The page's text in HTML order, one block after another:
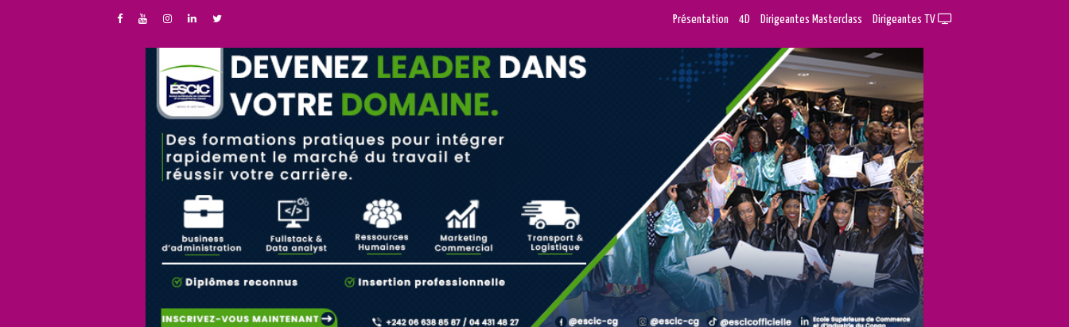
Présentation 4D Dirigeantes Masterclass Dirigeantes TV